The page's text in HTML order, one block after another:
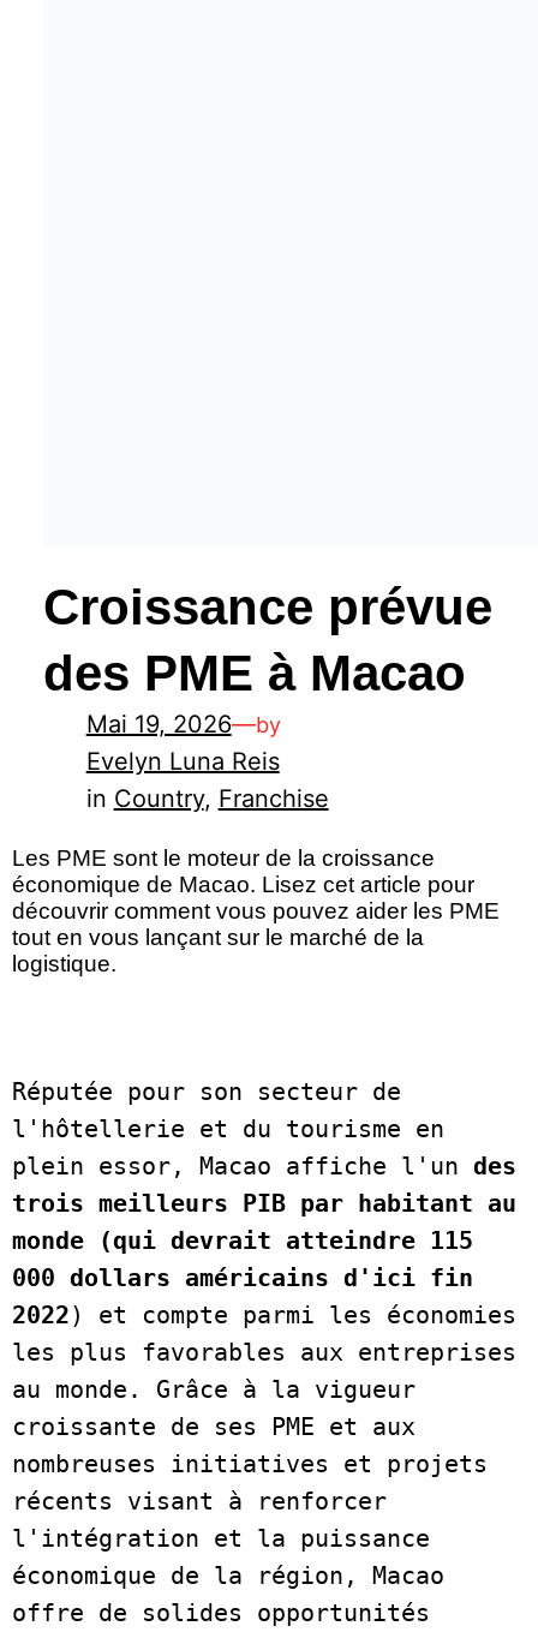
Croissance prévue
des PME à Macao
Mai 19, 2026—by
Evelyn Luna Reis
in Country, Franchise
Les PME sont le moteur de la croissance
économique de Macao. Lisez cet article pour
découvrir comment vous pouvez aider les PME
tout en vous lançant sur le marché de la
logistique.
Réputée pour son secteur de
l'hôtellerie et du tourisme en
plein essor, Macao affiche l'un des
trois meilleurs PIB par habitant au
monde (qui devrait atteindre 115
000 dollars américains d'ici fin
2022) et compte parmi les économies
les plus favorables aux entreprises
au monde. Grâce à la vigueur
croissante de ses PME et aux
nombreuses initiatives et projets
récents visant à renforcer
l'intégration et la puissance
économique de la région, Macao
offre de solides opportunités